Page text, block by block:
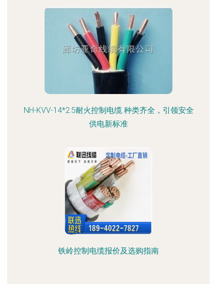
NH-KVV-14*2.5耐火控制电缆 种类齐全，引领安全
供电新标准
铁岭控制电缆报价及选购指南